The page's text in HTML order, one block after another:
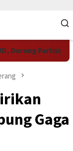
Partisipasi
Gaga